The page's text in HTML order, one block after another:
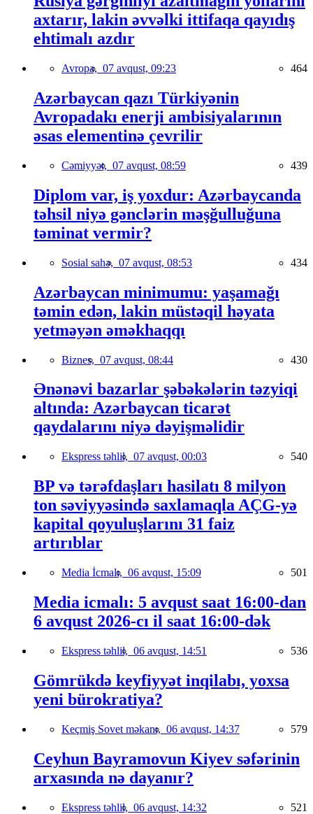
axtarır, lakin əvvəlki ittifaqa qayıdış
ehtimalı azdır
Avropa, 07 avqust, 09:23 464
Azərbaycan qazı Türkiyənin
Avropadakı enerji ambisiyalarının
əsas elementinə çevrilir
Cəmiyyət, 07 avqust, 08:59 439
Diplom var, iş yoxdur: Azərbaycanda
təhsil niyə gənclərin məşğulluğuna
təminat vermir?
Sosial sahə, 07 avqust, 08:53 434
Azərbaycan minimumu: yaşamağı
təmin edən, lakin müstəqil həyata
yetməyən əməkhaqqı
Biznes, 07 avqust, 08:44 430
Ənənəvi bazarlar şəbəkələrin təzyiqi
altında: Azərbaycan ticarət
qaydalarını niyə dəyişməlidir
Ekspress təhlil, 07 avqust, 00:03 540
BP və tərəfdaşları hasilatı 8 milyon
ton səviyyəsində saxlamaqla AÇG-yə
kapital qoyuluşlarını 31 faiz
artırıblar
Media İcmalı, 06 avqust, 15:09 501
Media icmalı: 5 avqust saat 16:00-dan
6 avqust 2026-cı il saat 16:00-dək
Ekspress təhlil, 06 avqust, 14:51 536
Gömrükdə keyfiyyət inqilabı, yoxsa
yeni bürokratiya?
Keçmiş Sovet məkanı, 06 avqust, 14:37 579
Ceyhun Bayramovun Kiyev səfərinin
arxasında nə dayanır?
Ekspress təhlil, 06 avqust, 14:32 521